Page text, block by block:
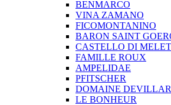
BENMARCO
VINA ZAMANO
FICOMONTANINO
BARON SAINT
CASTELLO DI
FAMILLE ROUX
AMPELIDAE
PFITSCHER
DOMAINE
LE BONHEUR